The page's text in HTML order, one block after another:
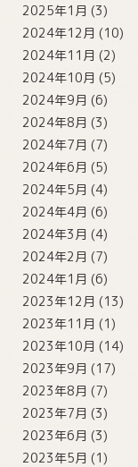
2025年1月 (3)
2024年12月 (10)
2024年11月 (2)
2024年10月 (5)
2024年9月 (6)
2024年8月 (3)
2024年7月 (7)
2024年6月 (5)
2024年5月 (4)
2024年4月 (6)
2024年3月 (4)
2024年2月 (7)
2024年1月 (6)
2023年12月 (13)
2023年11月 (1)
2023年10月 (14)
2023年9月 (17)
2023年8月 (7)
2023年7月 (3)
2023年6月 (3)
2023年5月 (1)